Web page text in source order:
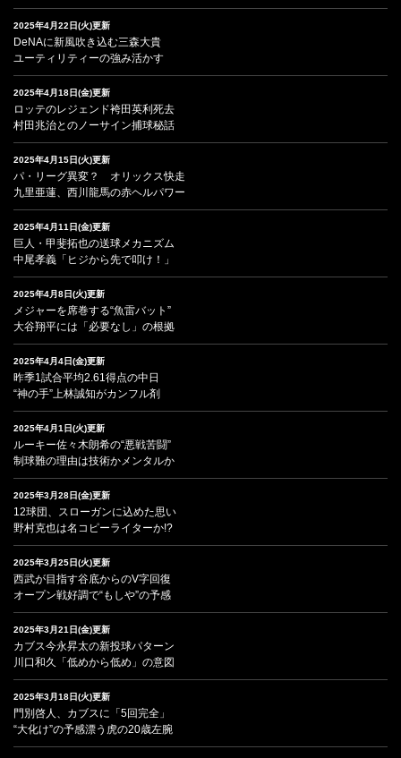
2025年4月22日(火)更新
DeNAに新風吹き込む三森大貴
ユーティリティーの強み活かす
2025年4月18日(金)更新
ロッテのレジェンド袴田英利死去
村田兆治とのノーサイン捕球秘話
2025年4月15日(火)更新
パ・リーグ異変？ オリックス快走
九里亜蓮、西川龍馬の赤ヘルパワー
2025年4月11日(金)更新
巨人・甲斐拓也の送球メカニズム
中尾孝義「ヒジから先で叩け！」
2025年4月8日(火)更新
メジャーを席巻する“魚雷バット”
大谷翔平には「必要なし」の根拠
2025年4月4日(金)更新
昨季1試合平均2.61得点の中日
“神の手”上林誠知がカンフル剤
2025年4月1日(火)更新
ルーキー佐々木朗希の“悪戦苦闘”
制球難の理由は技術かメンタルか
2025年3月28日(金)更新
12球団、スローガンに込めた思い
野村克也は名コピーライターか!?
2025年3月25日(火)更新
西武が目指す谷底からのV字回復
オープン戦好調で“もしや”の予感
2025年3月21日(金)更新
カブス今永昇太の新投球パターン
川口和久「低めから低め」の意図
2025年3月18日(火)更新
門別啓人、カブスに「5回完全」
“大化け”の予感漂う虎の20歳左腕